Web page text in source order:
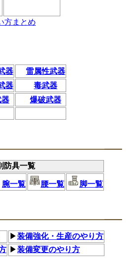
方まとめ
器
雷属性武器
器
毒武器
器
爆破武器
防具一覧
腕一覧 腰一覧 脚一覧
▶装備強化・生産のやり方
▶装備変更のやり方